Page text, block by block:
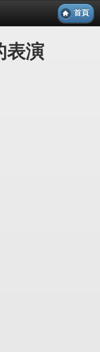
首頁
表演